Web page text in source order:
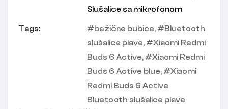
Slušalice sa mikrofonom
Tags: bežične bubice,
Bluetooth
slušalice plave,
Xiaomi Redmi
Buds 6 Active,
Xiaomi Redmi
Buds 6 Active blue,
Xiaomi
Redmi Buds 6 Active
Bluetooth slušalice plave